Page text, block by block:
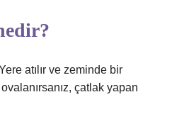
atılır ve zeminde bir
çatlak yapan